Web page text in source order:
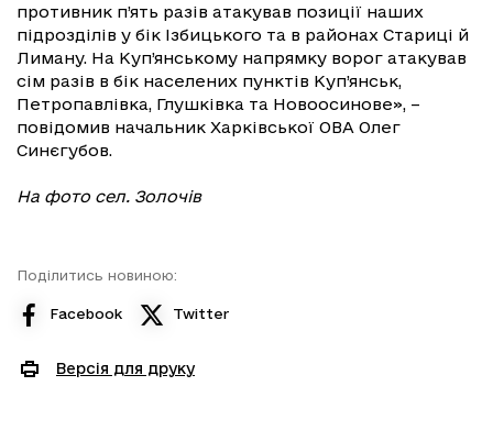
противник п’ять разів атакував позиції наших
підрозділів у бік Ізбицького та в районах Стариці й
Лиману. На Куп’янському напрямку ворог атакував
сім разів в бік населених пунктів Куп’янськ,
Петропавлівка, Глушківка та Новоосинове», –
повідомив начальник Харківської ОВА Олег
Синєгубов.
На фото сел. Золочів
Поділитись новиною:
Facebook Twitter
Версія для друку